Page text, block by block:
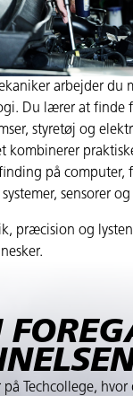
arbejder du
Du lærer at finde
styretøj og
kombinerer
på computer,
sensorer
præcision og
Techcollege, hvor